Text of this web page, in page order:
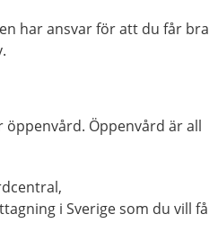
har ansvar för att du får bra
Öppenvård är all
i Sverige som du vill få